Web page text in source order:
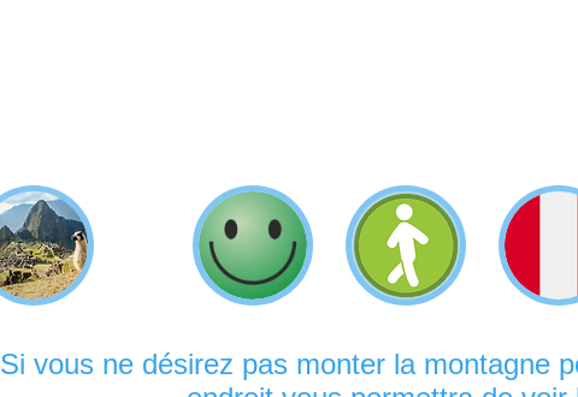
Si vous ne désirez pas monter la montagne